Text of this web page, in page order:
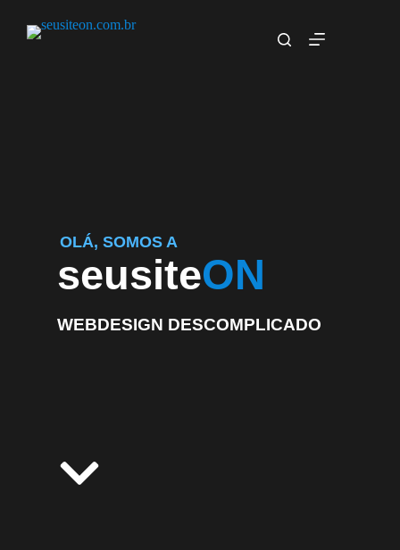
OLÁ, SOMOS A
seusiteON
WEBDESIGN DESCOMPLICADO